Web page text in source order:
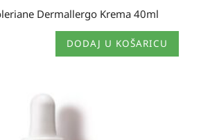
Dermallergo Krema 40ml
DODAJ U KOŠARICU